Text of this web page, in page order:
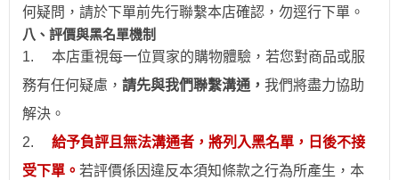
何疑問，請於下單前先行聯繫本店確認，勿逕行下單。
八、評價與黑名單機制
1.
本店重視每一位買家的購物體驗，若您對商品或服
務有任何疑慮， 請先與我們聯繫溝通， 我們將盡力協助
解決。
2.
給予負評且無法溝通者，將列入黑名單，日後不接
受下單。 若評價係因違反本須知條款之行為所產生，本